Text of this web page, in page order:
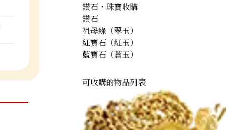
鑽石・珠寶收購
鑽石
祖母綠（翠玉）
紅寶石（紅玉）
藍寶石（蒼玉）
可收購的物品列表